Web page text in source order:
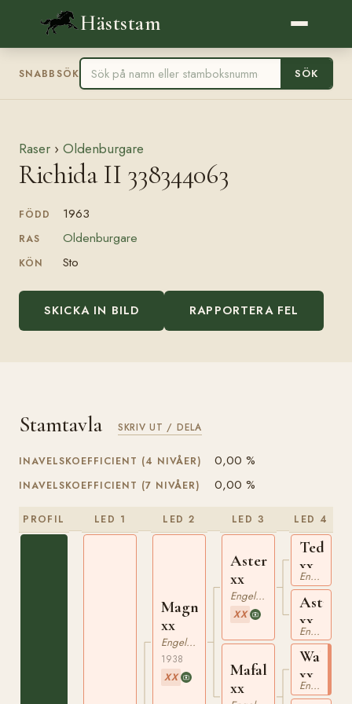
Häststam
SNABBSÖK SÖK
Raser › Oldenburgare
Richida II 338344063
FÖDD 1963
RAS Oldenburgare
KÖN Sto
SKICKA IN BILD RAPPORTERA FEL
Stamtavla SKRIV UT / DELA
INAVELSKOEFFICIENT (4 NIVÅER) 0,00 %
INAVELSKOEFFICIENT (7 NIVÅER) 0,00 %
PROFIL LED 1 LED 2
Magnat
xx
Engelskt Fullblod
1938
XX
LED 3
Asterus
xx
Engelskt Fullblod
XX
Mafalda
xx
LED 4
Teddy
xx
Engelskt Fullblod
Astrella
xx
Engelskt Fullblod
xx
Engelskt Fullblod